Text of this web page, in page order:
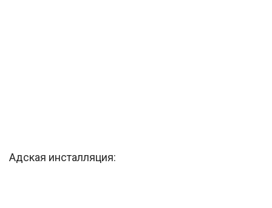
Адская инсталляция: